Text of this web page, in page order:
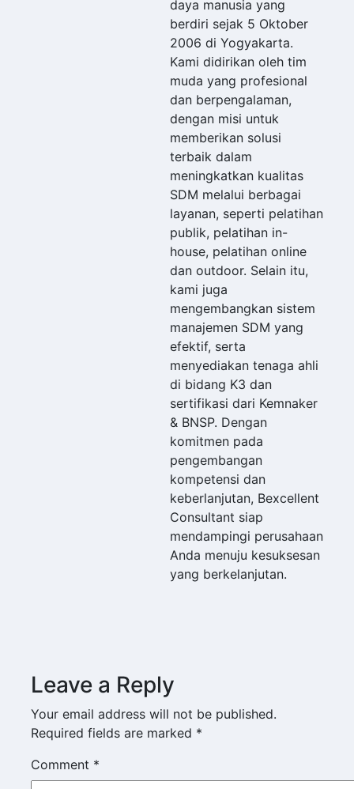
daya manusia yang
berdiri sejak 5 Oktober
2006 di Yogyakarta.
Kami didirikan oleh tim
muda yang profesional
dan berpengalaman,
dengan misi untuk
memberikan solusi
terbaik dalam
meningkatkan kualitas
SDM melalui berbagai
layanan, seperti pelatihan
publik, pelatihan in-
house, pelatihan online
dan outdoor. Selain itu,
kami juga
mengembangkan sistem
manajemen SDM yang
efektif, serta
menyediakan tenaga ahli
di bidang K3 dan
sertifikasi dari Kemnaker
& BNSP. Dengan
komitmen pada
pengembangan
kompetensi dan
keberlanjutan, Bexcellent
Consultant siap
mendampingi perusahaan
Anda menuju kesuksesan
yang berkelanjutan.
Leave a Reply
Your email address will not be published.
Required fields are marked *
Comment *